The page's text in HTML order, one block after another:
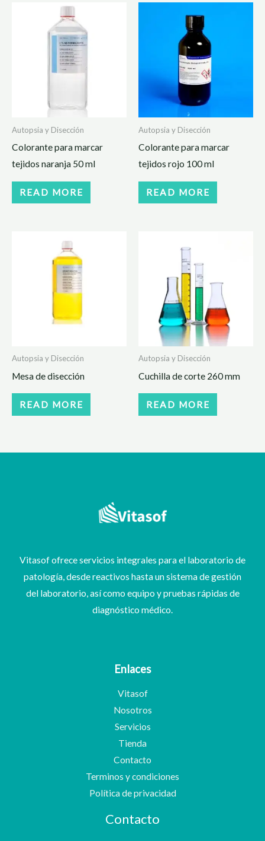
Autopsia y Disección
Colorante para marcar
tejidos naranja 50 ml
READ MORE
Autopsia y Disección
Colorante para marcar
tejidos rojo 100 ml
READ MORE
Autopsia y Disección
Mesa de disección
READ MORE
Autopsia y Disección
Cuchilla de corte 260 mm
READ MORE
Vitasof ofrece servicios integrales para el laboratorio de
patología, desde reactivos hasta un sistema de gestión
del laboratorio, así como equipo y pruebas rápidas de
diagnóstico médico.
Enlaces
Vitasof
Nosotros
Servicios
Tienda
Contacto
Terminos y condiciones
Política de privacidad
Contacto